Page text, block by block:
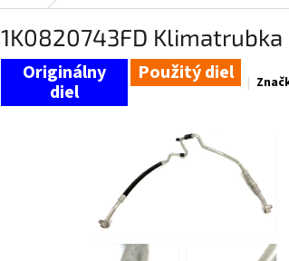
1K0820743FD
Použitý diel